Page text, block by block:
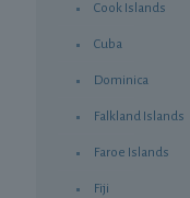
Cook Islands
Cuba
Dominica
Falkland Islands
Faroe Islands
Fiji